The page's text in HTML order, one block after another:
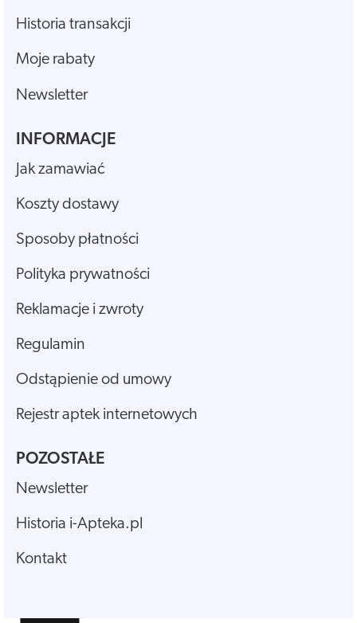
Historia transakcji
Moje rabaty
Newsletter
INFORMACJE
Jak zamawiać
Koszty dostawy
Sposoby płatności
Polityka prywatności
Reklamacje i zwroty
Regulamin
Odstąpienie od umowy
Rejestr aptek internetowych
POZOSTAŁE
Newsletter
Historia i-Apteka.pl
Kontakt